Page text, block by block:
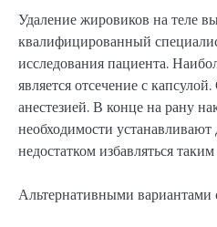
Удаление жировиков на теле
квалифицированный
исследования пациента.
является отсечение с
анестезией. В конце на рану
необходимости
недостатком избавляться
Альтернативными вариантами